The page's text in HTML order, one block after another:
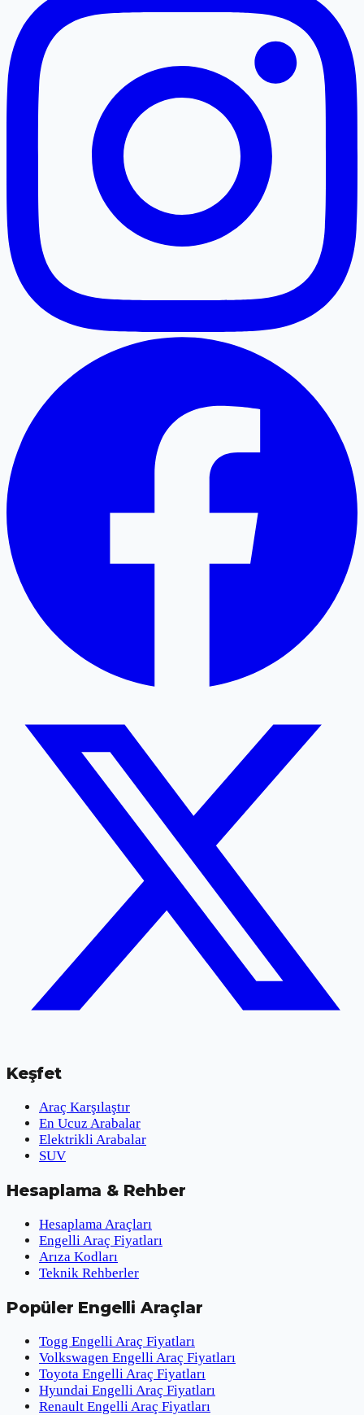
Keşfet
Araç Karşılaştır
En Ucuz Arabalar
Elektrikli Arabalar
SUV
Hesaplama & Rehber
Hesaplama Araçları
Engelli Araç Fiyatları
Arıza Kodları
Teknik Rehberler
Popüler Engelli Araçlar
Togg Engelli Araç Fiyatları
Volkswagen Engelli Araç Fiyatları
Toyota Engelli Araç Fiyatları
Hyundai Engelli Araç Fiyatları
Renault Engelli Araç Fiyatları